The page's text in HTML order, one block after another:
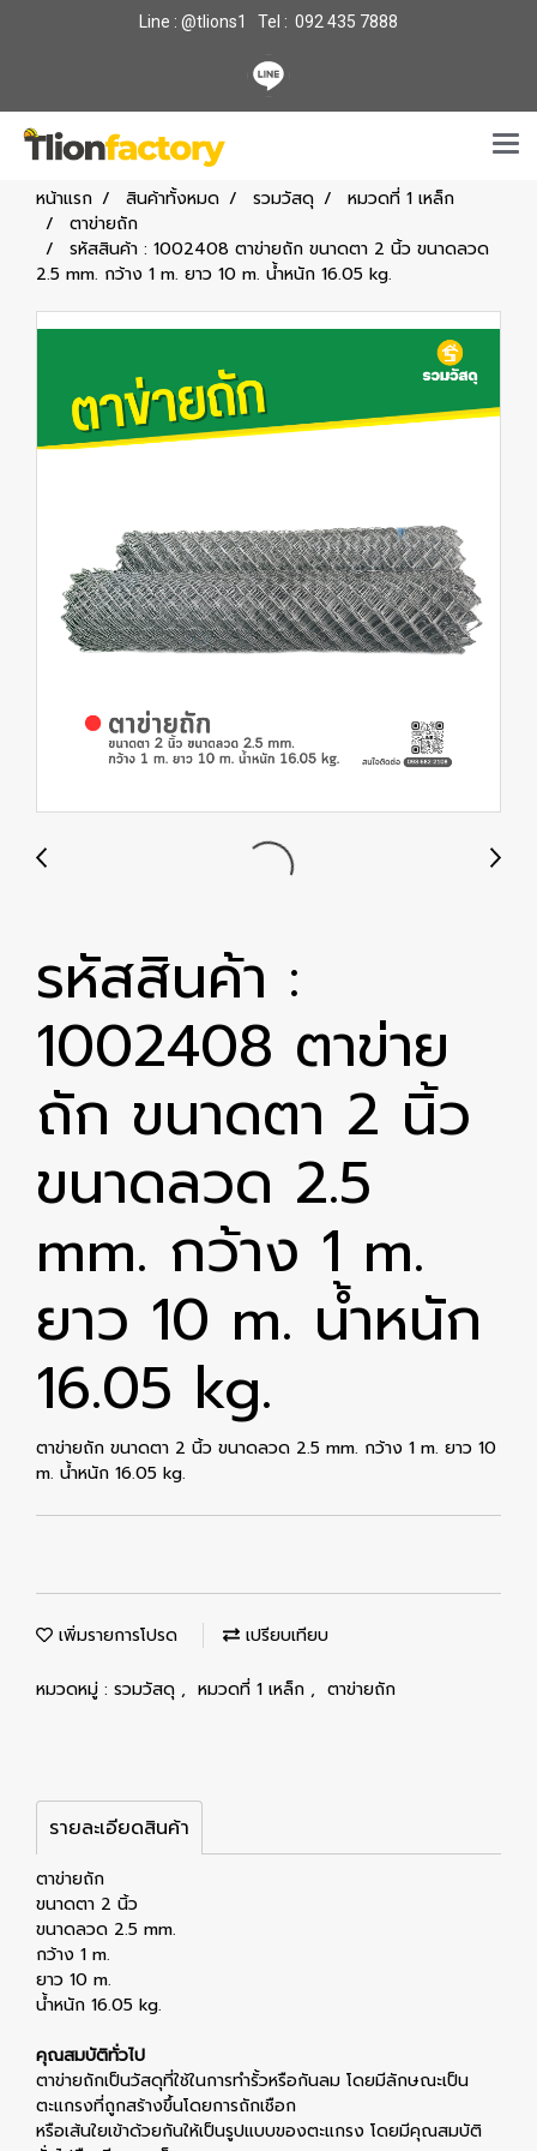
Line : @tlions1 Tel : 092 435 7888
หน้าแรก สินค้าทั้งหมด รวมวัสดุ
หมวดที่ 1 เหล็ก
ตาข่ายถัก
รหัสสินค้า : 1002408 ตาข่ายถัก ขนาดตา 2 นิ้ว ขนาดลวด
2.5 mm. กว้าง 1 m. ยาว 10 m. น้ำหนัก 16.05 kg.
รหัสสินค้า :
1002408 ตาข่าย
ถัก ขนาดตา 2 นิ้ว
ขนาดลวด 2.5
mm. กว้าง 1 m.
ยาว 10 m. น้ำหนัก
16.05 kg.
ตาข่ายถัก ขนาดตา 2 นิ้ว ขนาดลวด 2.5 mm. กว้าง 1 m. ยาว 10
m. น้ำหนัก 16.05 kg.
เพิ่มรายการโปรด เปรียบเทียบ
หมวดหมู่ : รวมวัสดุ , หมวดที่ 1 เหล็ก , ตาข่ายถัก
รายละเอียดสินค้า
ตาข่ายถัก
ขนาดตา 2 นิ้ว
ขนาดลวด 2.5 mm.
กว้าง 1 m.
ยาว 10 m.
น้ำหนัก 16.05 kg.
คุณสมบัติทั่วไป
ตาข่ายถักเป็นวัสดุที่ใช้ในการทำรั้วหรือกันลม โดยมีลักษณะเป็น
ตะแกรงที่ถูกสร้างขึ้นโดยการถักเชือก
หรือเส้นใยเข้าด้วยกันให้เป็นรูปแบบของตะแกรง โดยมีคุณสมบัติ